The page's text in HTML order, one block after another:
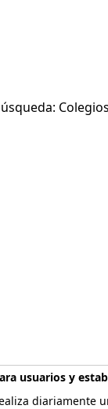
usuarios y
diariamente